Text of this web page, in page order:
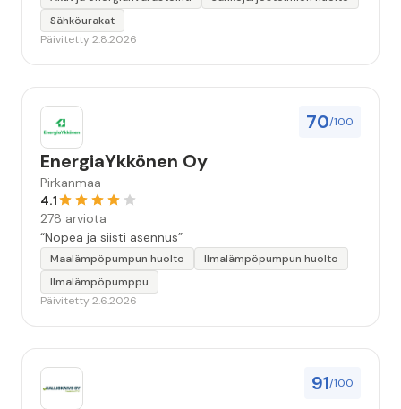
Sähköurakat
Päivitetty 2.8.2026
70/100
EnergiaYkkönen Oy
Pirkanmaa
4.1
278 arviota
“Nopea ja siisti asennus”
Maalämpöpumpun huolto
Ilmalämpöpumpun huolto
Ilmalämpöpumppu
Päivitetty 2.6.2026
91/100